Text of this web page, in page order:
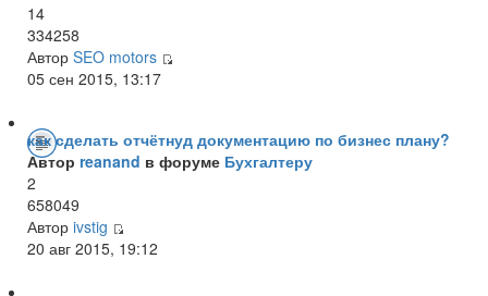
14
334258
Автор SEO motors
05 сен 2015, 13:17
как сделать отчётнуд документацию по бизнес плану?
Автор reanand в форуме Бухгалтеру
2
658049
Автор ivstig
20 авг 2015, 19:12